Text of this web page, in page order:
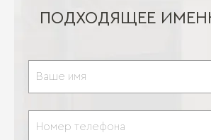
ПОДХОДЯЩЕЕ